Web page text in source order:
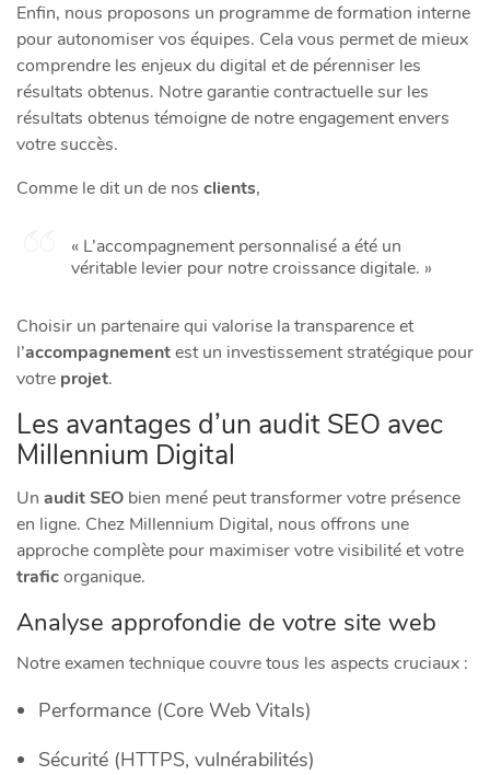
Enfin, nous proposons un programme de formation interne
pour autonomiser vos équipes. Cela vous permet de mieux
comprendre les enjeux du digital et de pérenniser les
résultats obtenus. Notre garantie contractuelle sur les
résultats obtenus témoigne de notre engagement envers
votre succès.
Comme le dit un de nos clients,
« L’accompagnement personnalisé a été un
véritable levier pour notre croissance digitale. »
Choisir un partenaire qui valorise la transparence et
l’accompagnementest un investissement stratégique pour
votre projet.
Les avantages d’un audit SEO avec
Millennium Digital
Un audit SEO bien mené peut transformer votre présence
en ligne. Chez Millennium Digital, nous offrons une
approche complète pour maximiser votre visibilité et votre
traficorganique.
Analyse approfondie de votre site web
Notre examen technique couvre tous les aspects cruciaux :
Performance (Core Web Vitals)
Sécurité (HTTPS, vulnérabilités)